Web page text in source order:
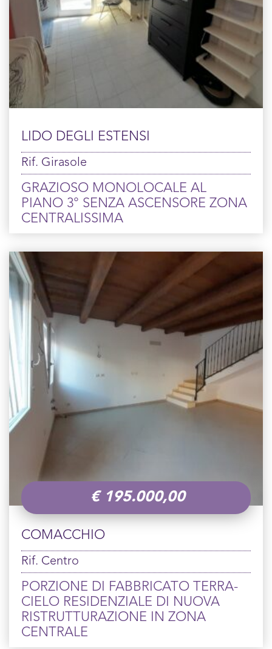
LIDO DEGLI ESTENSI
Rif. Girasole
GRAZIOSO MONOLOCALE AL
PIANO 3° SENZA ASCENSORE ZONA
CENTRALISSIMA
€195.000,00
COMACCHIO
Rif. Centro
PORZIONE DI FABBRICATO TERRA-
CIELO RESIDENZIALE DI NUOVA
RISTRUTTURAZIONE IN ZONA
CENTRALE